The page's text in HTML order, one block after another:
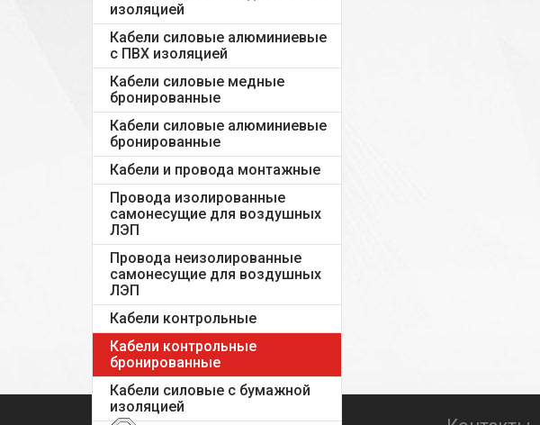
изоляцией
Кабели силовые алюминиевые
с ПВХ изоляцией
Кабели силовые медные
бронированные
Кабели силовые алюминиевые
бронированные
Кабели и провода монтажные
Провода изолированные
самонесущие для воздушных
ЛЭП
Провода неизолированные
самонесущие для воздушных
ЛЭП
Кабели контрольные
Кабели контрольные
бронированные
Кабели силовые с бумажной
изоляцией